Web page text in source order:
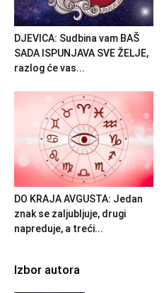
DJEVICA: Sudbina vam BAŠ
SADA ISPUNJAVA SVE ŽELJE,
razlog će vas...
DO KRAJA AVGUSTA: Jedan
znak se zaljubljuje, drugi
napreduje, a treći...
Izbor autora